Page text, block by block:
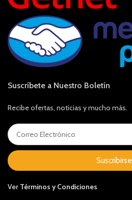
Suscríbete a Nuestro Boletín
Recibe ofertas, noticias y mucho más.
Suscribirse
Ver Términos y Condiciones